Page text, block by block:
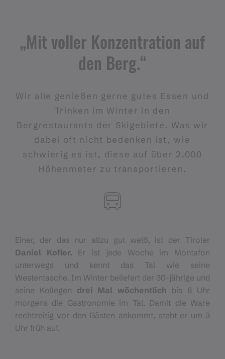
„Mit voller Konzentration auf
den Berg.“
Wir alle genießen gerne gutes Essen und
Trinken im Winter in den
Bergrestaurants der Skigebiete. Was wir
dabei oft nicht bedenken ist, wie
schwierig es ist, diese auf über 2.000
Höhenmeter zu transportieren.
Einer, der das nur allzu gut weiß, ist der Tiroler
Daniel Kofler. Er ist jede Woche im Montafon
unterwegs und kennt das Tal wie seine
Westentasche. Im Winter beliefert der 30-jährige und
seine Kollegen drei Mal wöchentlich bis 8 Uhr
morgens die Gastronomie im Tal. Damit die Ware
rechtzeitig vor den Gästen ankommt, steht er um 3
Uhr früh auf.